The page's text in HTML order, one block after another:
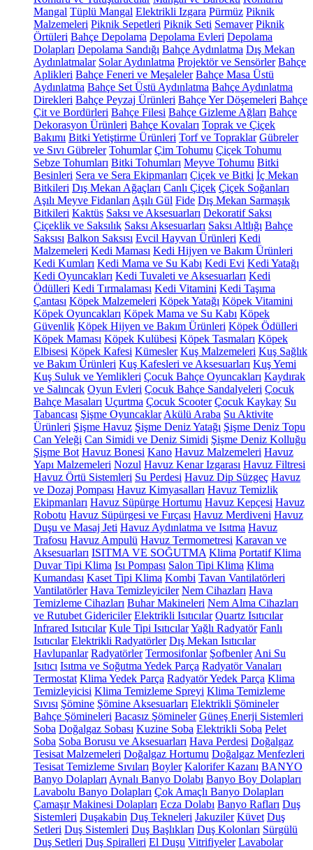
Mangal Tüplü Mangal Elektrikli Izgara Pürmüz Piknik
Malzemeleri Piknik Sepetleri Piknik Seti Semaver Piknik
Örtüleri Bahçe Depolama Depolama Evleri Depolama
Dolapları Depolama Sandığı Bahçe Aydınlatma Dış Mekan
Aydınlatmalar Solar Aydınlatma Projektör ve Sensörler Bahçe
Aplikleri Bahçe Feneri ve Meşaleler Bahçe Masa Üstü
Aydınlatma Bahçe Set Üstü Aydınlatma Bahçe Aydınlatma
Direkleri Bahçe Peyzaj Ürünleri Bahçe Yer Döşemeleri Bahçe
Çit ve Bordürleri Bahçe Filesi Bahçe Gizleme Ağları Bahçe
Dekorasyon Ürünleri Bahçe Kovaları Toprak ve Çiçek
Bakımı Bitki Yetiştirme Ürünleri Torf ve Topraklar Gübreler
ve Sıvı Gübreler Tohumlar Çim Tohumu Çiçek Tohumu
Sebze Tohumları Bitki Tohumları Meyve Tohumu Bitki
Besinleri Sera ve Sera Ekipmanları Çiçek ve Bitki İç Mekan
Bitkileri Dış Mekan Ağaçları Canlı Çiçek Çiçek Soğanları
Aşılı Meyve Fidanları Aşılı Gül Fide Dış Mekan Sarmaşık
Bitkileri Kaktüs Saksı ve Aksesuarları Dekoratif Saksı
Çiçeklik ve Saksılık Saksı Aksesuarları Saksı Altlığı Bahçe
Saksısı Balkon Saksısı Evcil Hayvan Ürünleri Kedi
Malzemeleri Kedi Maması Kedi Hijyen ve Bakım Ürünleri
Kedi Kumları Kedi Mama ve Su Kabı Kedi Evi Kedi Yatağı
Kedi Oyuncakları Kedi Tuvaleti ve Aksesuarları Kedi
Ödülleri Kedi Tırmalaması Kedi Vitamini Kedi Taşıma
Çantası Köpek Malzemeleri Köpek Yatağı Köpek Vitamini
Köpek Oyuncakları Köpek Mama ve Su Kabı Köpek
Güvenlik Köpek Hijyen ve Bakım Ürünleri Köpek Ödülleri
Köpek Maması Köpek Kulübesi Köpek Tasmaları Köpek
Elbisesi Köpek Kafesi Kümesler Kuş Malzemeleri Kuş Sağlık
ve Bakım Ürünleri Kuş Kafesleri ve Aksesuarları Kuş Yemi
Kuş Suluk ve Yemlikleri Çocuk Bahçe Oyuncakları Kaydırak
ve Salıncak Oyun Evleri Çocuk Bahçe Sandalyeleri Çocuk
Bahçe Masaları Uçurtma Çocuk Scooter Çocuk Kaykay Su
Tabancası Şişme Oyuncaklar Akülü Araba Su Aktivite
Ürünleri Şişme Havuz Şişme Deniz Yatağı Şişme Deniz Topu
Can Yeleği Can Simidi ve Deniz Simidi Şişme Deniz Kolluğu
Şişme Bot Havuz Bonesi Kano Havuz Malzemeleri Havuz
Yapı Malzemeleri Nozul Havuz Kenar Izgarası Havuz Filtresi
Havuz Örtü Sistemleri Su Perdesi Havuz Dip Süzgeç Havuz
ve Dozaj Pompası Havuz Kimyasalları Havuz Temizlik
Ekipmanları Havuz Süpürge Hortumu Havuz Kepçesi Havuz
Robotu Havuz Süpürgesi ve Fırçası Havuz Merdiveni Havuz
Duşu ve Masaj Jeti Havuz Aydınlatma ve Isıtma Havuz
Trafosu Havuz Ampulü Havuz Termometresi Karavan ve
Aksesuarları ISITMA VE SOĞUTMA Klima Portatif Klima
Duvar Tipi Klima Isı Pompası Salon Tipi Klima Klima
Kumandası Kaset Tipi Klima Kombi Tavan Vantilatörleri
Vantilatörler Hava Temizleyiciler Nem Cihazları Hava
Temizleme Cihazları Buhar Makineleri Nem Alma Cihazları
ve Rutubet Gidericiler Elektrikli Isıtıcılar Quartz Isıtıcılar
Infrared Isıtıcılar Kule Tipi IsıtıcılarYağlı Radyatör Fanlı
Isıtıcılar Elektrikli Radyatörler Dış Mekan Isıtıcılar
Havlupanlar Radyatörler Termosifonlar Şofbenler Ani Su
Isıtıcı Isıtma ve Soğutma Yedek Parça Radyatör Vanaları
Termostat Klima Yedek Parça Radyatör Yedek Parça Klima
Temizleyicisi Klima Temizleme Spreyi Klima Temizleme
Sıvısı Şömine Şömine Aksesuarları Elektrikli Şömineler
Bahçe Şömineleri Bacasız Şömineler Güneş Enerji Sistemleri
Soba Doğalgaz Sobası Kuzine Soba Elektrikli Soba Pelet
Soba Soba Borusu ve Aksesuarları Hava Perdesi Doğalgaz
Tesisat Malzemeleri Doğalgaz Hortumu Doğalgaz Menfezleri
Tesisat Temizleme Sıvıları Boyler Kalorifer Kazanı BANYO
Banyo Dolapları Aynalı Banyo Dolabı Banyo Boy Dolapları
Lavabolu Banyo Dolapları Çok Amaçlı Banyo Dolapları
Çamaşır Makinesi Dolapları Ecza Dolabı Banyo Rafları Duş
Sistemleri Duşakabin Duş Tekneleri Jakuziler Küvet Duş
Setleri Duş Sistemleri Duş Başlıkları Duş Kolonları Sürgülü
Duş Setleri Duş Spiralleri El Duşu Vitrifiyeler Lavabolar